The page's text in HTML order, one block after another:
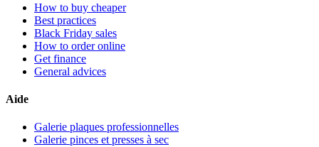
How to buy cheaper
Best practices
Black Friday sales
How to order online
Get finance
General advices
Aide
Galerie plaques professionnelles
Galerie pinces et presses à sec